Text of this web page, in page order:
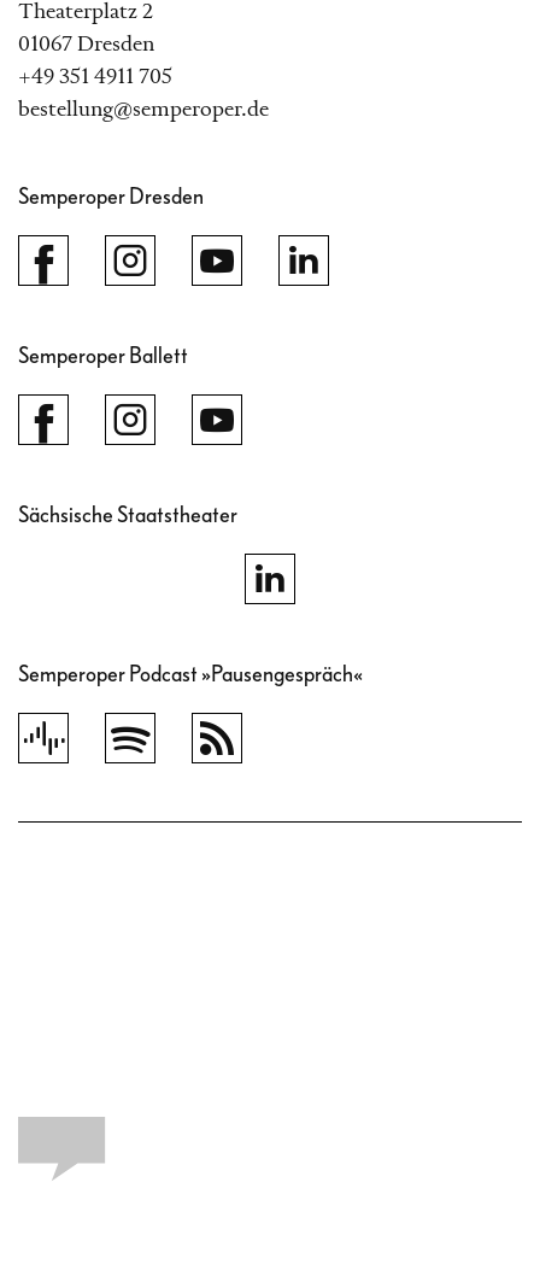
Theaterplatz 2
01067 Dresden
+49 351 4911 705
bestellung@semperoper.de
Semperoper Dresden
Semperoper Ballett
Sächsische Staatstheater
Semperoper Podcast »Pausengespräch«